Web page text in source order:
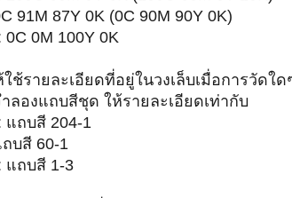
91M 87Y 0K (0C 90M 90Y 0K)
0C 0M 100Y 0K
ใช้รายละเอียดที่อยู่ในวงเล็บเมื่อการวัดใ
ลองแถบสีชุด ให้รายละเอียดเท่ากับ
แถบสี 204-1
บสี 60-1
แถบสี 1-3